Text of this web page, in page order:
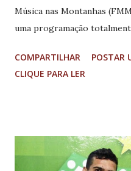
Música nas Montanhas
uma programação
concertos de alto nível, que
Caldas, no Sul de Minas, na
acontecerá no domingo, 14,
Gaiga, Espaço Cultura da
COMPARTILHAR
POSTAR
CLIQUE PARA LER